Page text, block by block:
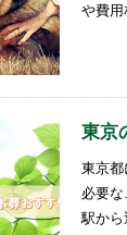
や費用
東京
東京都
必要
駅から